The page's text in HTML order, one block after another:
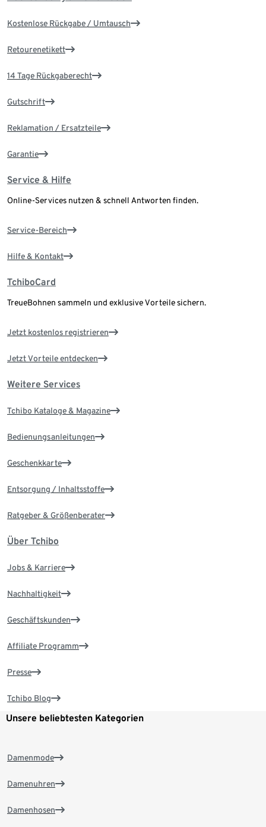
Kostenlose Rückgabe / Umtausch
Retourenetikett
14 Tage Rückgaberecht
Gutschrift
Reklamation / Ersatzteile
Garantie
Service & Hilfe
Online-Services nutzen & schnell Antworten finden.
Service-Bereich
Hilfe & Kontakt
TchiboCard
TreueBohnen sammeln und exklusive Vorteile sichern.
Jetzt kostenlos registrieren
Jetzt Vorteile entdecken
Weitere Services
Tchibo Kataloge & Magazine
Bedienungsanleitungen
Geschenkkarte
Entsorgung / Inhaltsstoffe
Ratgeber & Größenberater
Über Tchibo
Jobs & Karriere
Nachhaltigkeit
Geschäftskunden
Affiliate Programm
Presse
Tchibo Blog
Unsere beliebtesten Kategorien
Damenmode
Damenuhren
Damenhosen